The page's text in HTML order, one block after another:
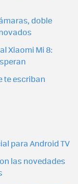
doble
Xiaomi Mi 8:
te escriban
para Android TV
las novedades